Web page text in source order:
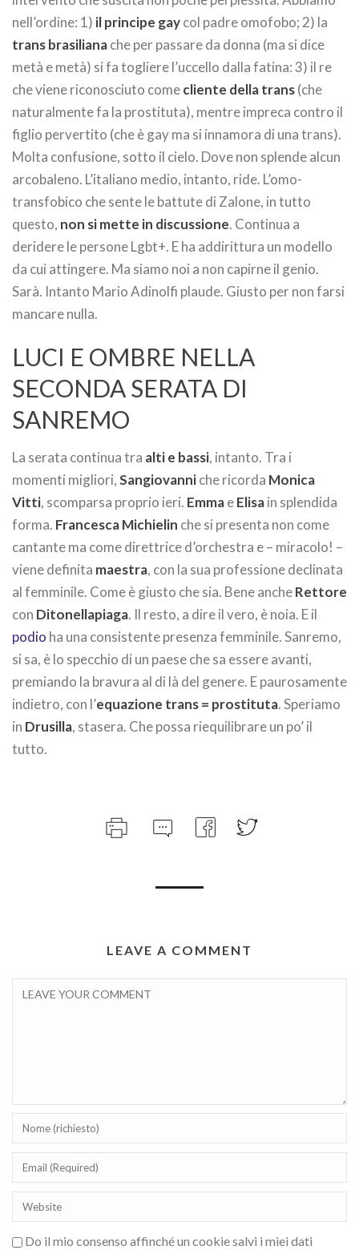
nell’ordine: 1) il principe gaycol padre omofobo; 2) la
trans brasilianache per passare da donna (ma si dice
metà e metà) si fa togliere l’uccello dalla fatina: 3) il re
che viene riconosciuto comecliente della trans(che
naturalmente fa la prostituta), mentre impreca contro il
figlio pervertito (che è gay ma si innamora di una trans).
Molta confusione, sotto il cielo. Dove non splende alcun
arcobaleno. L’italiano medio, intanto, ride. L’omo-
transfobico che sente le battute di Zalone, in tutto
questo, non si mette in discussione. Continua a
deridere le persone Lgbt+. E ha addirittura un modello
da cui attingere. Ma siamo noi a non capirne il genio.
Sarà. Intanto Mario Adinolfi plaude. Giusto per non farsi
mancare nulla.
LUCI E OMBRE NELLA
SECONDA SERATA DI
SANREMO
La serata continua tra alti e bassi, intanto. Tra i
momenti migliori,Sangiovanniche ricorda Monica
Vitti, scomparsa proprio ieri. EmmaeElisain splendida
forma. Francesca Michielin che si presenta non come
cantante ma come direttrice d’orchestra e – miracolo! –
viene definita maestra, con la sua professione declinata
al femminile. Come è giusto che sia. Bene ancheRettore
con Ditonellapiaga. Il resto, a dire il vero, è noia. E il
podio ha una consistente presenza femminile. Sanremo,
si sa, è lo specchio di un paese che sa essere avanti,
premiando la bravura al di là del genere. E paurosamente
indietro, con l’equazione trans = prostituta. Speriamo
in Drusilla, stasera. Che possa riequilibrare un po’ il
tutto.
LEAVE A COMMENT
Do il mio consenso affinché un cookie salvi i miei dati